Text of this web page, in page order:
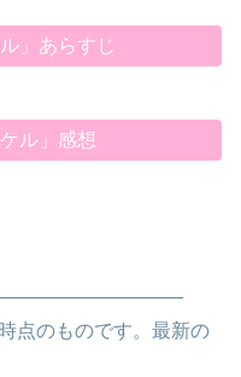
」あらすじ
ル」感想
点のものです。最新の